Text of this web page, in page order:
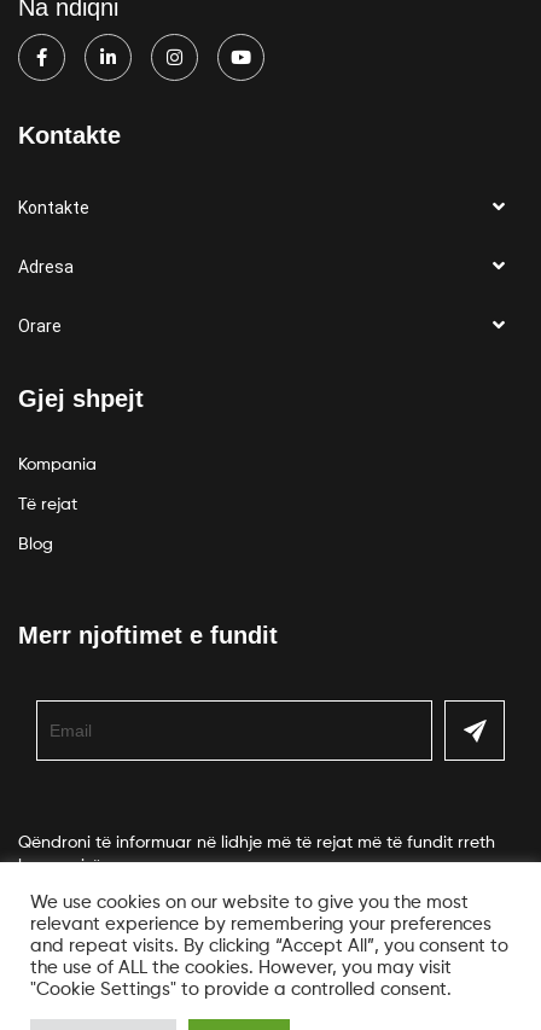
Na ndiqni
Kontakte
Kontakte
Adresa
Orare
Gjej shpejt
Kompania
Të rejat
Blog
Merr njoftimet e fundit
Qëndroni të informuar në lidhje më të rejat më të fundit rreth
kompanisë.
We use cookies on our website to give you the most
relevant experience by remembering your preferences
and repeat visits. By clicking “Accept All”, you consent to
the use of ALL the cookies. However, you may visit
"Cookie Settings" to provide a controlled consent.